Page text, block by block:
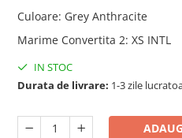
Culoare: Grey Anthracite
Marime Convertita 2: XS INTL
IN STOC
Durata de livrare: 1-3 zile